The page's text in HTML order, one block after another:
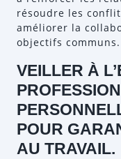
résoudre les
améliorer la
objectifs communs.
VEILLER À
POUR
AU TRAVAIL.